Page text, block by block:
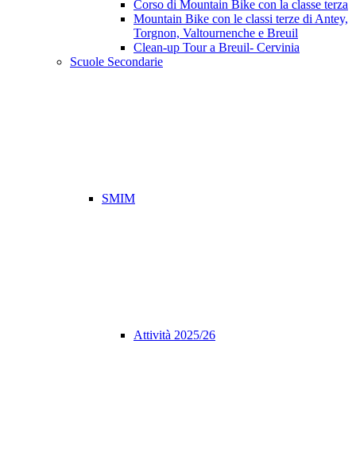
Corso di Mountain Bike con la classe terza
Mountain Bike con le classi terze di Antey,
Torgnon, Valtournenche e Breuil
Clean-up Tour a Breuil- Cervinia
Scuole Secondarie
SMIM
Attività 2025/26